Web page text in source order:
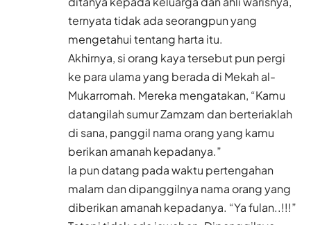
ternyata tidak ada seorangpun yang
mengetahui tentang harta itu.
Akhirnya, si orang kaya tersebut pun pergi
ke para ulama yang berada di Mekah al-
Mukarromah. Mereka mengatakan, “Kamu
datangilah sumur Zamzam dan berteriaklah
di sana, panggil nama orang yang kamu
berikan amanah kepadanya.”
Ia pun datang pada waktu pertengahan
malam dan dipanggilnya nama orang yang
diberikan amanah kepadanya. “Ya fulan..!!!”